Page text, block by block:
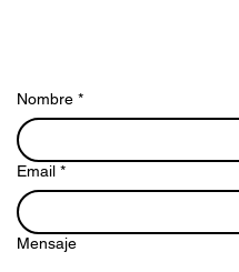
Nombre *
Email *
Mensaje